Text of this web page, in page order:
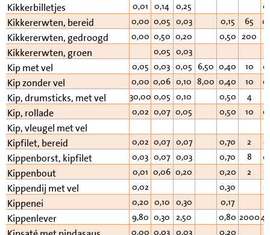
Kikkerbilletjes
0,01 0,14 0,25
Kikkererwten, bereid 0,00 0,05 0,03 0,15 65
Kikkererwten, gedroogd 0,00 0,50 0,20 0,50 200
Kikkererwten, groen 0,05 0,03
Kip met vel 0,05 0,03 0,05 6,50 0,40 10
Kip zonder vel 0,00 0,06 0,10 8,00 0,40 10
Kip, drumsticks, met vel 30,00 0,05 0,10 0,50 4
Kip, rollade 0,02 0,07 0,05 0,50 10
Kip, vleugel met vel
Kipfilet, bereid
0,02 0,07 0,07 0,70 2
Kippenborst, kipfilet 0,03 0,07 0,03 0,70 8
Kippenbout 0,01 0,06 0,20 0,20 2
Kippendij met vel 0,02 0,30
Kippenei 0,20 0,10 0,30 0,17
Kippenlever 9,80 0,30 2,50 0,80 2000
0,00 0,03 0,03 0,20